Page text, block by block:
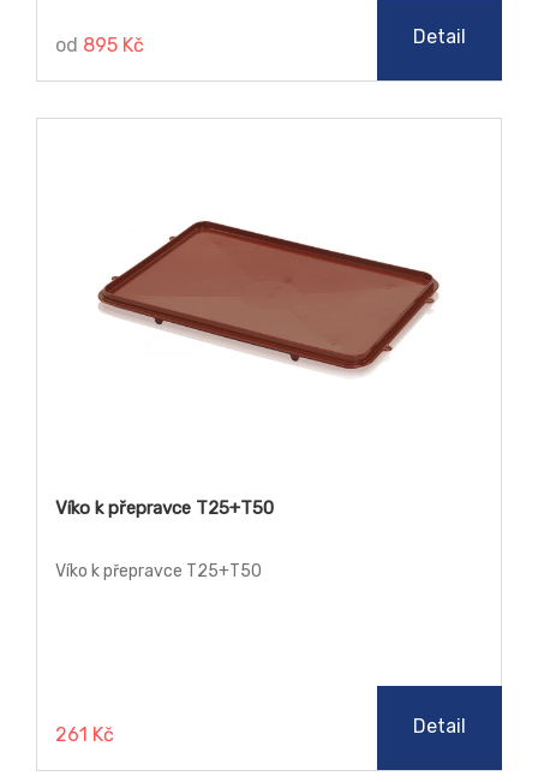
od 895 Kč Detail
Víko k přepravce T25+T50
Víko k přepravce T25+T50
261 Kč Detail